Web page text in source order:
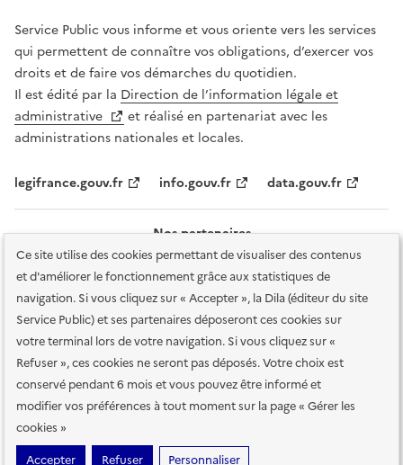
Ce site utilise des cookies permettant de visualiser des contenus
et d'améliorer le fonctionnement grâce aux statistiques de
navigation. Si vous cliquez sur « Accepter », la Dila (éditeur du site
Service Public) et ses partenaires déposeront ces cookies sur
votre terminal lors de votre navigation. Si vous cliquez sur «
Refuser », ces cookies ne seront pas déposés. Votre choix est
conservé pendant 6 mois et vous pouvez être informé et
modifier vos préférences à tout moment sur la page « Gérer les
cookies »
Accepter
Refuser Personnaliser
Service Public vous informe et vous oriente vers les services
qui permettent de connaître vos obligations, d’exercer vos
droits et de faire vos démarches du quotidien.
Il est édité par la Direction de l’information légale et
administrative
et réalisé en partenariat avec les
administrations nationales et locales.
legifrance.gouv.fr info.gouv.fr data.gouv.fr
Nos partenaires
Plan du site Accessibilité : totalement conforme
Accessibilité des
services en ligne Mentions légales Données personnelles et sécurité
Conditions générales d'utilisation Gestion des cookies
Sauf mention contraire, tous les contenus de ce site sont sous